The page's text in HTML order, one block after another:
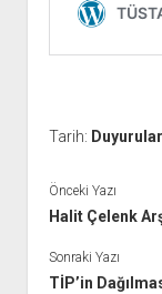
Tarih: Duyurular
Önceki Yazı
Halit Çelenk
Sonraki Yazı
TİP’in